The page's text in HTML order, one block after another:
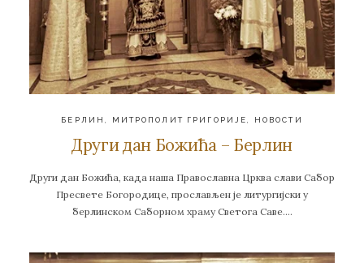
БЕРЛИН МИТРОПОЛИТ ГРИГОРИЈЕ НОВОСТИ
Други дан Божића – Берлин
Други дан Божића, када наша Православна Црква слави Сабор
Пресвете Богородице, прослављен је литургијски у
берлинском Саборном храму Светога Саве….